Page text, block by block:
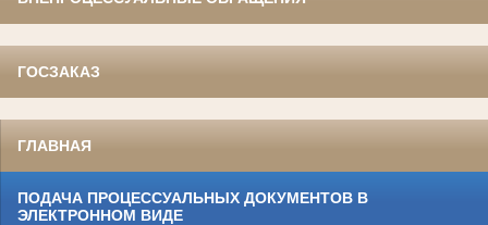
ГОСЗАКАЗ
ГЛАВНАЯ
ПОДАЧА ПРОЦЕССУАЛЬНЫХ ДОКУМЕНТОВ В
ЭЛЕКТРОННОМ ВИДЕ